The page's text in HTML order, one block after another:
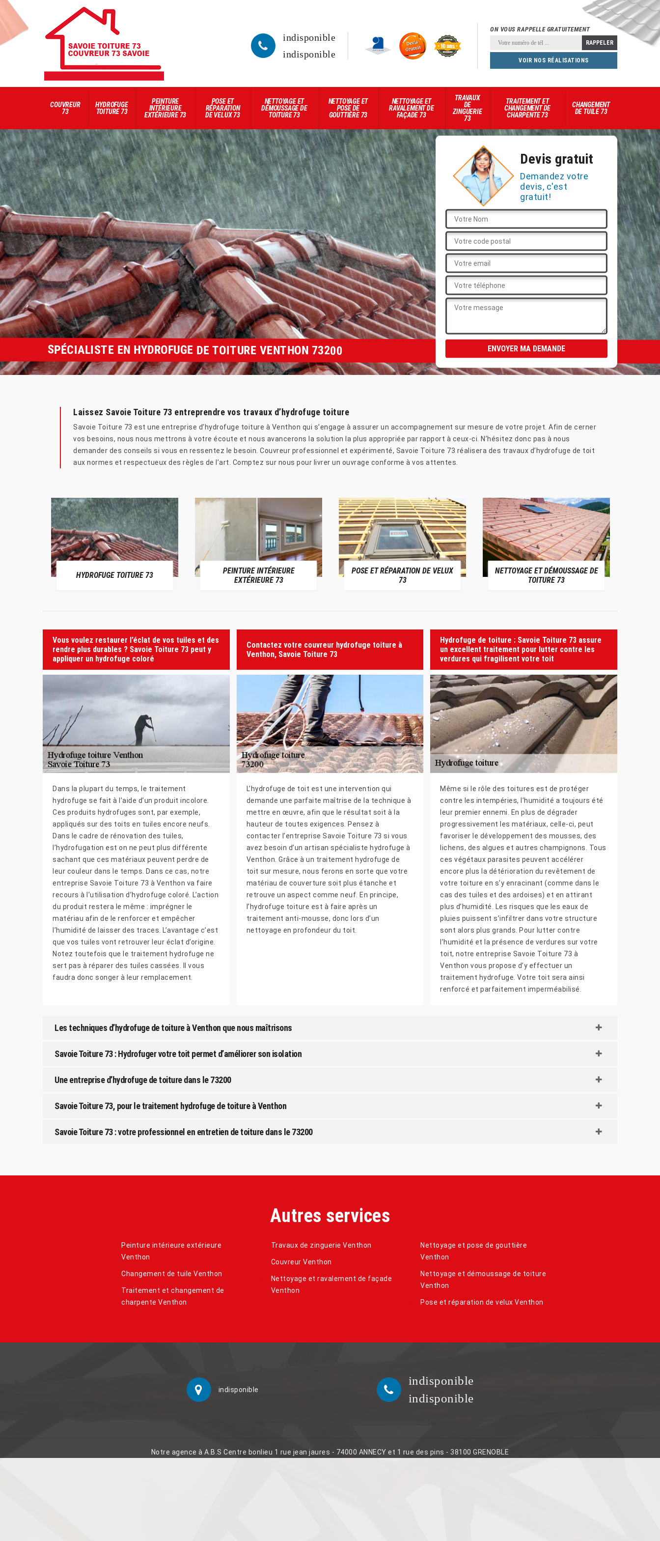
indisponible
indisponible
ON VOUS RAPPELLE GRATUITEMENT
VOIR NOS RÉALISATIONS
COUVREUR
73
HYDROFUGE
TOITURE 73
PEINTURE
INTÉRIEURE
EXTÉRIEURE 73
POSE ET
RÉPARATION
DE VELUX 73
NETTOYAGE ET
DÉMOUSSAGE DE
TOITURE 73
NETTOYAGE ET
POSE DE
GOUTTIÈRE 73
NETTOYAGE ET
RAVALEMENT DE
FAÇADE 73
TRAVAUX
DE
ZINGUERIE
73
TRAITEMENT ET
CHANGEMENT DE
CHARPENTE 73
CHANGEMENT
DE TUILE 73
Devis gratuit
Demandez votre
devis, c'est
gratuit!
SPÉCIALISTE EN HYDROFUGE DE TOITURE VENTHON 73200
Laissez Savoie Toiture 73 entreprendre vos travaux d’hydrofuge toiture
Savoie Toiture 73 est une entreprise d’hydrofuge toiture à Venthon qui s’engage à assurer un accompagnement sur mesure de votre projet. Afin de cerner
vos besoins, nous nous mettrons à votre écoute et nous avancerons la solution la plus appropriée par rapport à ceux-ci. N’hésitez donc pas à nous
demander des conseils si vous en ressentez le besoin. Couvreur professionnel et expérimenté, Savoie Toiture 73 réalisera des travaux d’hydrofuge de toit
aux normes et respectueux des règles de l’art. Comptez sur nous pour livrer un ouvrage conforme à vos attentes.
HYDROFUGE TOITURE 73
PEINTURE INTÉRIEURE
EXTÉRIEURE 73
POSE ET RÉPARATION DE VELUX
73
NETTOYAGE ET DÉMOUSSAGE DE
TOITURE 73
Vous voulez restaurer l’éclat de vos tuiles et des
rendre plus durables ? Savoie Toiture 73 peut y
appliquer un hydrofuge coloré
Dans la plupart du temps, le traitement
hydrofuge se fait à l’aide d’un produit incolore.
Ces produits hydrofuges sont, par exemple,
appliqués sur des toits en tuiles encore neufs.
Dans le cadre de rénovation des tuiles,
l’hydrofugation est on ne peut plus différente
sachant que ces matériaux peuvent perdre de
leur couleur dans le temps. Dans ce cas, notre
entreprise Savoie Toiture 73 à Venthon va faire
recours à l’utilisation d’hydrofuge coloré. L’action
du produit restera le même : imprégner le
matériau afin de le renforcer et empêcher
l’humidité de laisser des traces. L’avantage c’est
que vos tuiles vont retrouver leur éclat d’origine.
Notez toutefois que le traitement hydrofuge ne
sert pas à réparer des tuiles cassées. Il vous
faudra donc songer à leur remplacement.
Contactez votre couvreur hydrofuge toiture à
Venthon, Savoie Toiture 73
L’hydrofuge de toit est une intervention qui
demande une parfaite maîtrise de la technique à
mettre en œuvre, afin que le résultat soit à la
hauteur de toutes exigences. Pensez à
contacter l’entreprise Savoie Toiture 73 si vous
avez besoin d’un artisan spécialiste hydrofuge à
Venthon. Grâce à un traitement hydrofuge de
toit sur mesure, nous ferons en sorte que votre
matériau de couverture soit plus étanche et
retrouve un aspect comme neuf. En principe,
l’hydrofuge toiture est à faire après un
traitement anti-mousse, donc lors d’un
nettoyage en profondeur du toit.
Hydrofuge de toiture : Savoie Toiture 73 assure
un excellent traitement pour lutter contre les
verdures qui fragilisent votre toit
Même si le rôle des toitures est de protéger
contre les intempéries, l’humidité a toujours été
leur premier ennemi. En plus de dégrader
progressivement les matériaux, celle-ci, peut
favoriser le développement des mousses, des
lichens, des algues et autres champignons. Tous
ces végétaux parasites peuvent accélérer
encore plus la détérioration du revêtement de
votre toiture en s’y enracinant (comme dans le
cas des tuiles et des ardoises) et en attirant
plus d’humidité. Les risques que les eaux de
pluies puissent s’infiltrer dans votre structure
sont alors plus grands. Pour lutter contre
l’humidité et la présence de verdures sur votre
toit, notre entreprise Savoie Toiture 73 à
Venthon vous propose d’y effectuer un
traitement hydrofuge. Votre toit sera ainsi
renforcé et parfaitement imperméabilisé.
Les techniques d’hydrofuge de toiture à Venthon que nous maîtrisons
Savoie Toiture 73 : Hydrofuger votre toit permet d’améliorer son isolation
Une entreprise d’hydrofuge de toiture dans le 73200
Savoie Toiture 73, pour le traitement hydrofuge de toiture à Venthon
Savoie Toiture 73 : votre professionnel en entretien de toiture dans le 73200
Autres services
Peinture intérieure extérieure
Venthon
Changement de tuile Venthon
Traitement et changement de
charpente Venthon
Travaux de zinguerie Venthon
Couvreur Venthon
Nettoyage et ravalement de façade
Venthon
Nettoyage et pose de gouttière
Venthon
Nettoyage et démoussage de toiture
Venthon
Pose et réparation de velux Venthon
indisponible
indisponible
indisponible
Notre agence à A.B.S Centre bonlieu 1 rue jean jaures - 74000 ANNECY et 1 rue des pins - 38100 GRENOBLE